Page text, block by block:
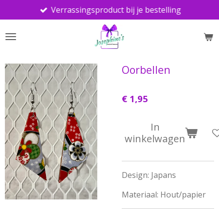
direct
naar
Verrassingsproduct bij je bestelling
Oorbellen
€ 1,95
In
winkelwagen
Design: Japans
Materiaal: Hout/papier